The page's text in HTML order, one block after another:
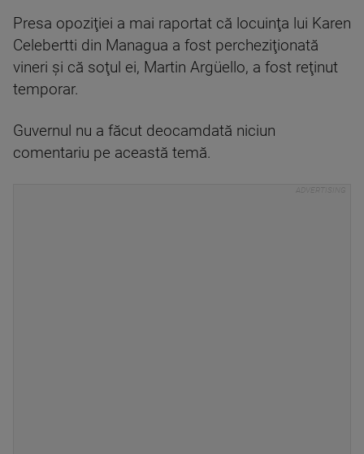
Presa opoziţiei a mai raportat că locuinţa lui Karen
Celebertti din Managua a fost percheziţionată
vineri şi că soţul ei, Martin Argüello, a fost reţinut
temporar.
Guvernul nu a făcut deocamdată niciun
comentariu pe această temă.